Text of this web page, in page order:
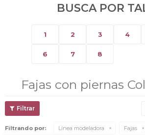
BUSCA POR
1 2 3 4
6 7 8
Fajas con piernas
Filtrando por: Línea modeladora
Fajas